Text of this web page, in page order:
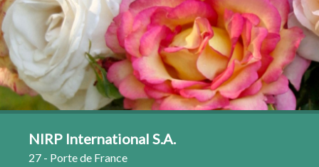
NIRP International S.A.
27 - Porte de France